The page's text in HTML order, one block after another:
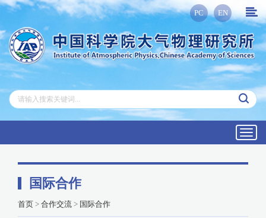
PC EN
国际合作
首页 > 合作交流 > 国际合作